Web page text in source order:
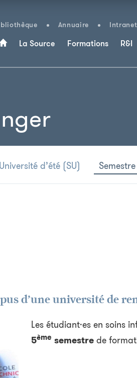
Annuaire
La Source Formations R&I
Université d’été (SU) Semestre
d’une université de
Les étudiant·es en soins
5ème semestrede